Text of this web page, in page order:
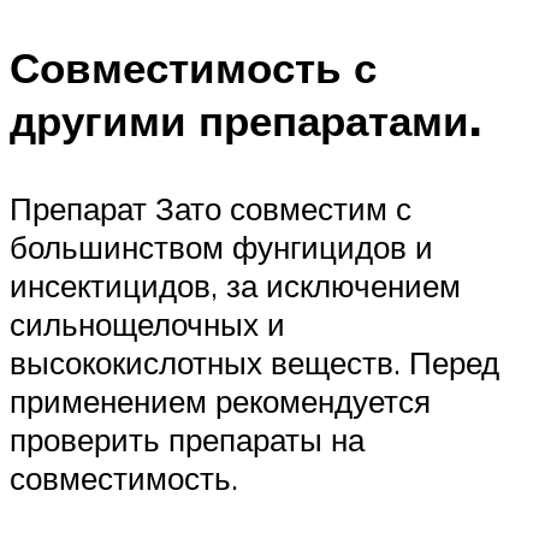
Совместимость с
другими препаратами.
Препарат Зато совместим с
большинством фунгицидов и
инсектицидов, за исключением
сильнощелочных и
высококислотных веществ. Перед
применением рекомендуется
проверить препараты на
совместимость.